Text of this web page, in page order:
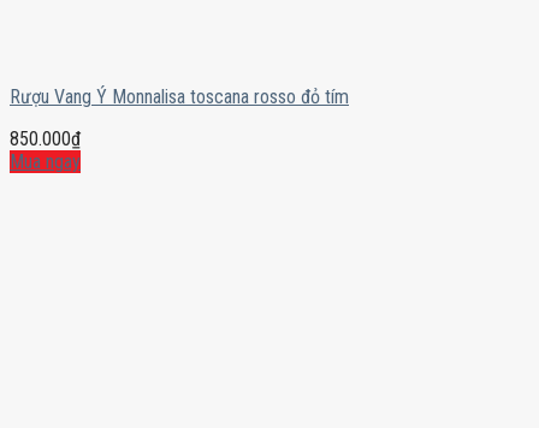
Rượu Vang Ý Monnalisa toscana rosso đỏ tím
850.000₫
Mua ngay